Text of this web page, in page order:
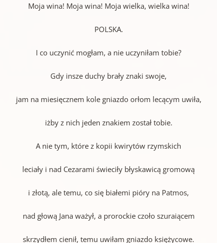
Moja wina! Moja wina! Moja wielka, wielka wina!
POLSKA.
I co uczynić mogłam, a nie uczyniłam tobie?
Gdy insze duchy brały znaki swoje,
jam na miesięcznem kole gniazdo orłom lecącym uwiła,
iżby z nich jeden znakiem został tobie.
A nie tym, które z kopii kwirytów rzymskich
leciały i nad Cezarami świeciły błyskawicą gromową
i złotą, ale temu, co się białemi pióry na Patmos,
nad głową Jana ważył, a prorockie czoło szuraiącem
skrzydłem cienił, temu uwiłam gniazdo księżycowe.